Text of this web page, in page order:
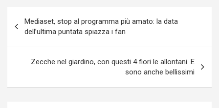
articoli
Mediaset, stop al programma più amato: la data
dell’ultima puntata spiazza i fan
Zecche nel giardino, con questi 4 fiori le allontani. E
sono anche bellissimi